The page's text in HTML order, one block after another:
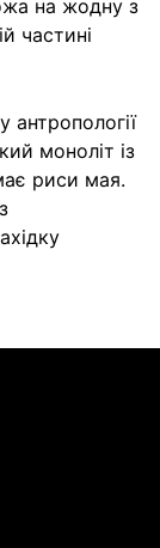
на жодну з
частині
антропології
моноліт із
риси мая.